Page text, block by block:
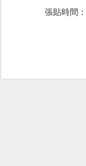
張貼時間：